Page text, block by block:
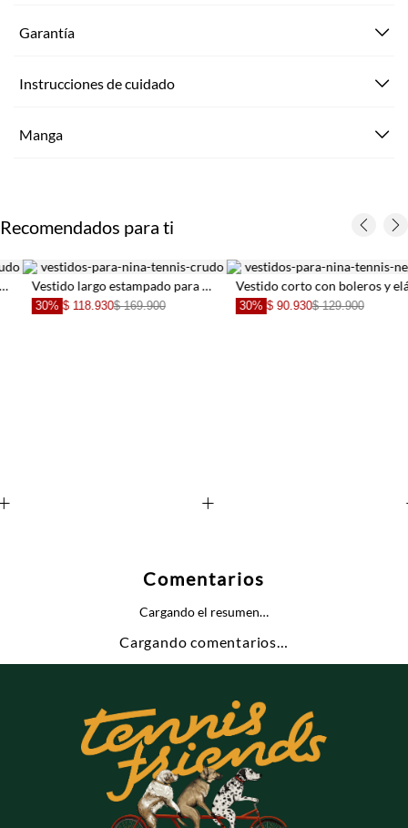
Garantía
Instrucciones de cuidado
Manga
Recomendados para ti
Vestido largo estampado para niña Vestido corto con boleros y elástico en la cintura para niña
30% $ 90.930$ 129.900 60% $ 59.960$ 149.900
Comentarios
Cargando el resumen…
Cargando comentarios…